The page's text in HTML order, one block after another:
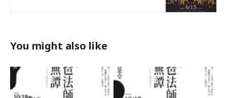
You might also like